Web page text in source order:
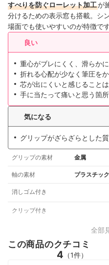
すべりを防ぐローレット加工が
分けるための表示窓も搭載。シ
場面でも使いやすいのが特徴です
良い
重心がブレにくく、滑らか
折れる心配が少なく筆圧を
芯が出にくいと感じること
手に当たって痛いと思う箇
気になる
グリップがざらざらとした
グリップの素材 金属
軸の素材 プラスチック
消しゴム付き
クリップ付き
全部
この商品のクチコミ
4 （1件）